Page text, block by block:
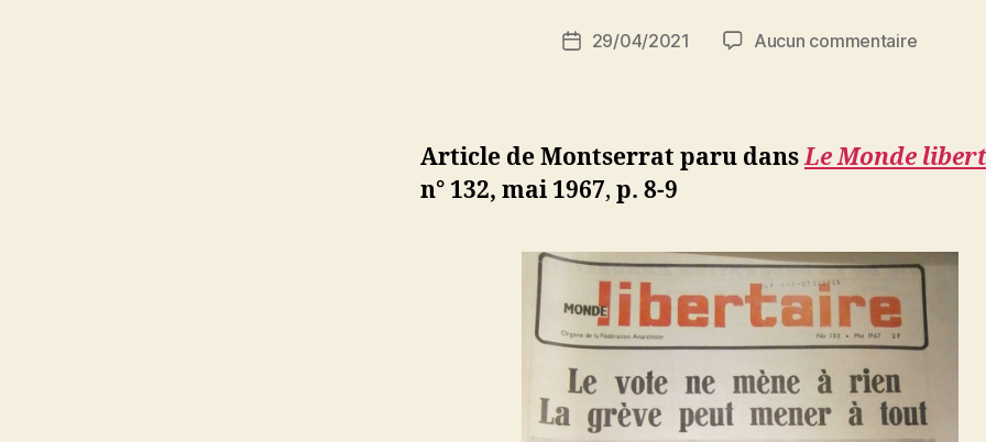
N
b
Date29/04/2021 Aucun commentairesur
d’Algérie
Article de Montserrat paru dansLe Monde
n° 132, mai 1967, p. 8-9